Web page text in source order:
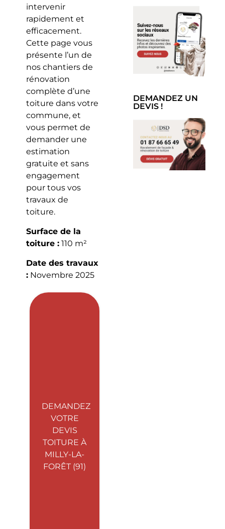
intervenir
rapidement et
efficacement.
Cette page vous
présente l’un de
nos chantiers de
rénovation
complète d’une
toiture dans votre
commune, et
vous permet de
demander une
estimation
gratuite et sans
engagement
pour tous vos
travaux de
toiture.
Surface de la
toiture :110 m²
Date des travaux
:Novembre 2025
DEMANDEZ
VOTRE
DEVIS
TOITURE À
MILLY-LA-
FORÊT (91)
DEMANDEZ UN
DEVIS !